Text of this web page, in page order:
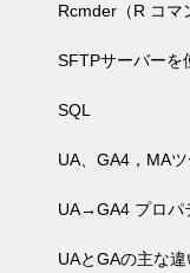
Rcmder（R コマ
SFTPサーバーを
SQL
UA、GA4，MA
UA→GA4 プロパ
UAとGAの主な違